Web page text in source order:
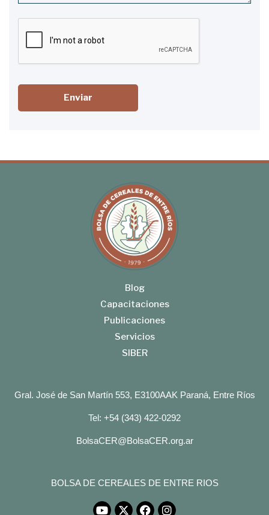
Enviar
Blog
Capacitaciones
Publicaciones
Servicios
SIBER
Gral. José de San Martín 553, E3100AAK Paraná, Entre Ríos
Tel: +54 (343) 422-0292
BolsaCER@BolsaCER.org.ar
BOLSA DE CEREALES DE ENTRE RIOS